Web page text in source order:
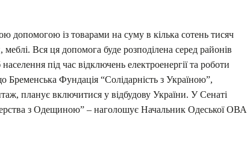
із товарами на суму в кілька сотень тисяч
меблі. Вся ця допомога буде розподілена серед районів
під час відключень електроенергії та роботи
Фундація “Солідарність з Україною”,
планує включитися у відбудову України. У Сенаті
з Одещиною” – наголошує Начальник Одеської ОВА